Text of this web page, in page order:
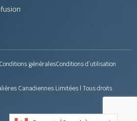
Canadiennes Limitées | Tous droits
Conditions généralesConditions d’utilisation